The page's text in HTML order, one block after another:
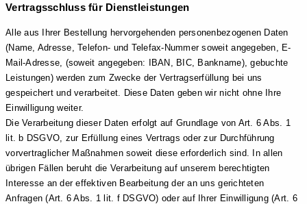
Vertragsschluss für Dienstleistungen
Alle aus Ihrer Bestellung hervorgehenden personenbezogenen Daten
(Name, Adresse, Telefon- und Telefax-Nummer soweit angegeben, E-
Mail-Adresse, (soweit angegeben: IBAN, BIC, Bankname), gebuchte
Leistungen) werden zum Zwecke der Vertragserfüllung bei uns
gespeichert und verarbeitet. Diese Daten geben wir nicht ohne Ihre
Einwilligung weiter.
Die Verarbeitung dieser Daten erfolgt auf Grundlage von Art. 6 Abs. 1
lit. b DSGVO, zur Erfüllung eines Vertrags oder zur Durchführung
vorvertraglicher Maßnahmen soweit diese erforderlich sind. In allen
übrigen Fällen beruht die Verarbeitung auf unserem berechtigten
Interesse an der effektiven Bearbeitung der an uns gerichteten
Anfragen (Art. 6 Abs. 1 lit. f DSGVO) oder auf Ihrer Einwilligung (Art. 6